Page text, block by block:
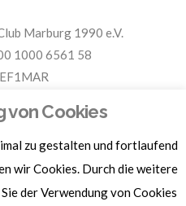
Marburg 1990 e.V.
1000 6561 58
Sachspenden und weitere
hier klicken.
von Cookies
zu gestalten und fortlaufend
wir Cookies. Durch die weitere
der Verwendung von Cookies